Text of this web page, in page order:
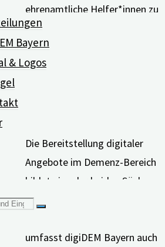
Bayern
& Logos
ehrenamtliche Helfer*innen zu
bewerben. Insgesamt wurden
19 Angebote eingereicht, von
denen eine Experten-Jury die
Die Bereitstellung digitaler
Angebote im Demenz-Bereich
bildet eine der beiden Säulen
von digiDEM Bayern. Neben
umfasst digiDEM Bayern auch